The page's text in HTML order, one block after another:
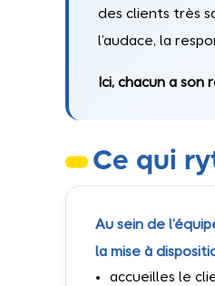
des clients très
l’audace, la
Ici, chacun a son
Ce qui
Au sein de
la mise à
accueilles le